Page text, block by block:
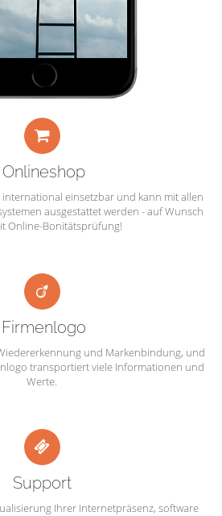
Onlineshop
einsetzbar und kann mit allen
ausgestattet werden - auf Wunsch
Online-Bonitätsprüfung!
Firmenlogo
und Markenbindung, und
transportiert viele Informationen und
Werte.
Support
Ihrer Internetpräsenz, software